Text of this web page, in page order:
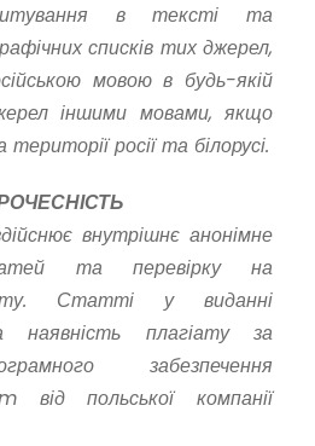
в тексті та
списків тих джерел,
мовою в будь-якій
іншими мовами, якщо
території росії та білорусі.
внутрішнє анонімне
та перевірку на
Статті у виданні
наявність плагіату за
забезпечення
від польської компанії